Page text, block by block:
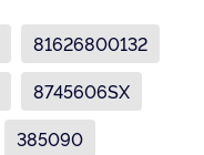
81626800132
8745606SX
385090